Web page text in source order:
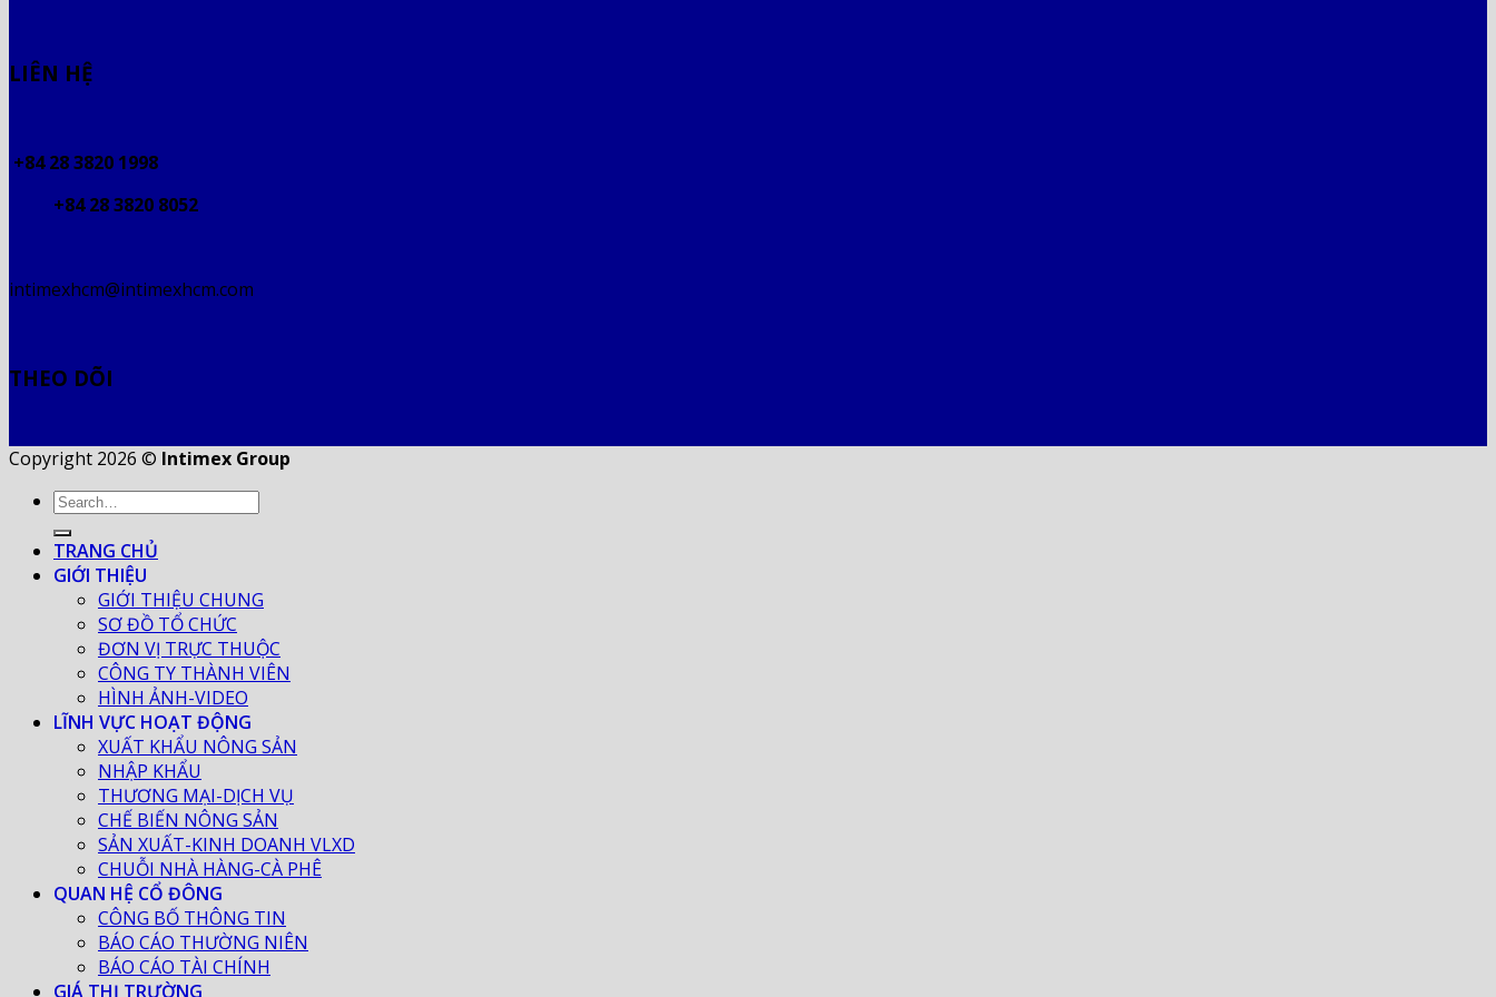
LIÊN HỆ
+84 28 3820 1998
+84 28 3820 8052
intimexhcm@intimexhcm.com
THEO DÕI
Copyright 2026 © Intimex Group
TRANG CHỦ
GIỚI THIỆU
GIỚI THIỆU CHUNG
SƠ ĐỒ TỔ CHỨC
ĐƠN VỊ TRỰC THUỘC
CÔNG TY THÀNH VIÊN
HÌNH ẢNH-VIDEO
LĨNH VỰC HOẠT ĐỘNG
XUẤT KHẨU NÔNG SẢN
NHẬP KHẨU
THƯƠNG MẠI-DỊCH VỤ
CHẾ BIẾN NÔNG SẢN
SẢN XUẤT-KINH DOANH VLXD
CHUỖI NHÀ HÀNG-CÀ PHÊ
QUAN HỆ CỔ ĐÔNG
CÔNG BỐ THÔNG TIN
BÁO CÁO THƯỜNG NIÊN
BÁO CÁO TÀI CHÍNH
GIÁ THỊ TRƯỜNG